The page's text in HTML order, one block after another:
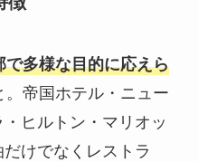
で多様な目的に応えら
。帝国ホテル・ニュー
ヒルトン・マリオッ
けでなくレストラ